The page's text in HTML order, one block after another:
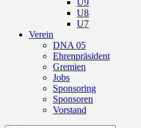
U9
U8
U7
Verein
DNA 05
Ehrenpräsident
Gremien
Jobs
Sponsoring
Sponsoren
Vorstand